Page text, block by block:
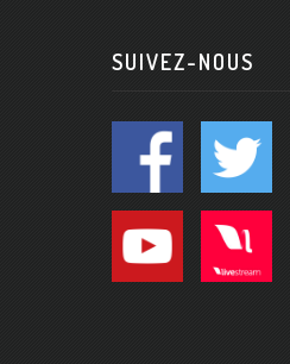
SUIVEZ-NOUS